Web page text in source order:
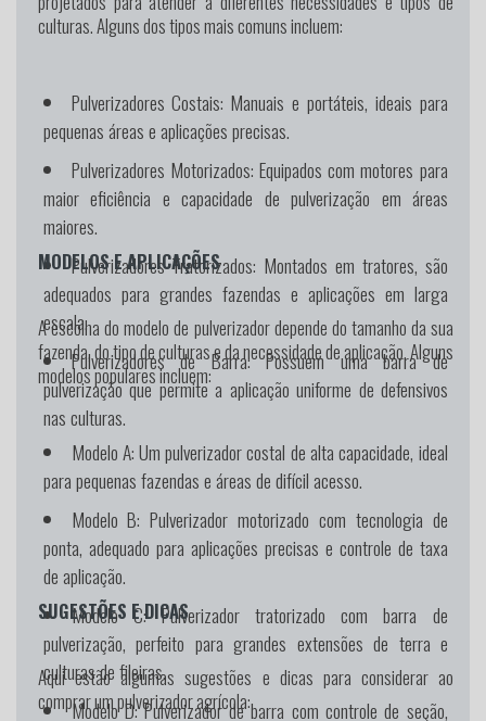
culturas. Alguns dos tipos mais comuns incluem:
Pulverizadores Costais: Manuais e portáteis, ideais para
pequenas áreas e aplicações precisas.
Pulverizadores Motorizados: Equipados com motores para
maior eficiência e capacidade de pulverização em áreas
maiores.
Pulverizadores Tratorizados: Montados em tratores, são
adequados para grandes fazendas e aplicações em larga
escala.
Pulverizadores de Barra:Possuem uma barra de
pulverização que permite a aplicação uniforme de defensivos
nas culturas.
MODELOS E APLICAÇÕES
A escolha do modelo de pulverizador depende do tamanho da sua
fazenda, do tipo de culturas e da necessidade de aplicação. Alguns
modelos populares incluem:
Modelo A:Um pulverizador costal de alta capacidade, ideal
para pequenas fazendas e áreas de difícil acesso.
Modelo B: Pulverizador motorizado com tecnologia de
ponta, adequado para aplicações precisas e controle de taxa
de aplicação.
Modelo C:Pulverizador tratorizado com barra de
pulverização, perfeito para grandes extensões de terra e
culturas de fileiras.
Modelo D:Pulverizador de barra com controle de seção,
SUGESTÕES E DICAS
Aqui estão algumas sugestões e dicas para considerar ao
comprar um pulverizador agrícola: